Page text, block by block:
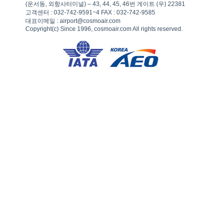
(운서동, 외항사터미널) – 43, 44, 45, 46번 게이트 (우) 22381
고객센터 : 032-742-9591~4 FAX : 032-742-9585
대표이메일 : airport@cosmoair.com
Copyright(c) Since 1996, cosmoair.com All rights reserved.